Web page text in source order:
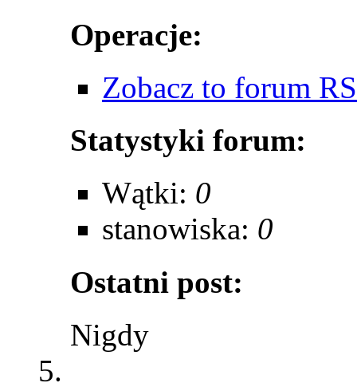
Operacje:
Zobacz to forum
Statystyki forum:
Wątki: 0
stanowiska: 0
Ostatni post:
Nigdy